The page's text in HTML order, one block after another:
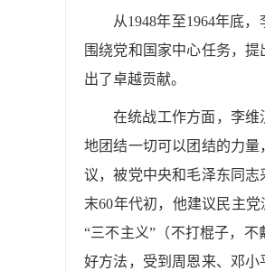
从1948年至1964年底
围绕党和国家中心任务，
出了卓越贡献。
在统战工作方面，李维
地团结一切可以团结的力
议，被党中央和毛泽东同
末60年代初，他建议民主
“三不主义”（不打棍子，
好方法，受到周恩来、邓